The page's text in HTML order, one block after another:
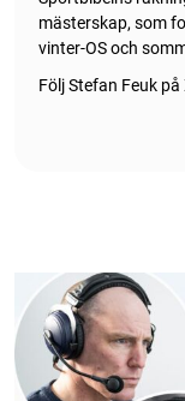
mästerskap, som
vinter-OS och
Följ Stefan Feuk på